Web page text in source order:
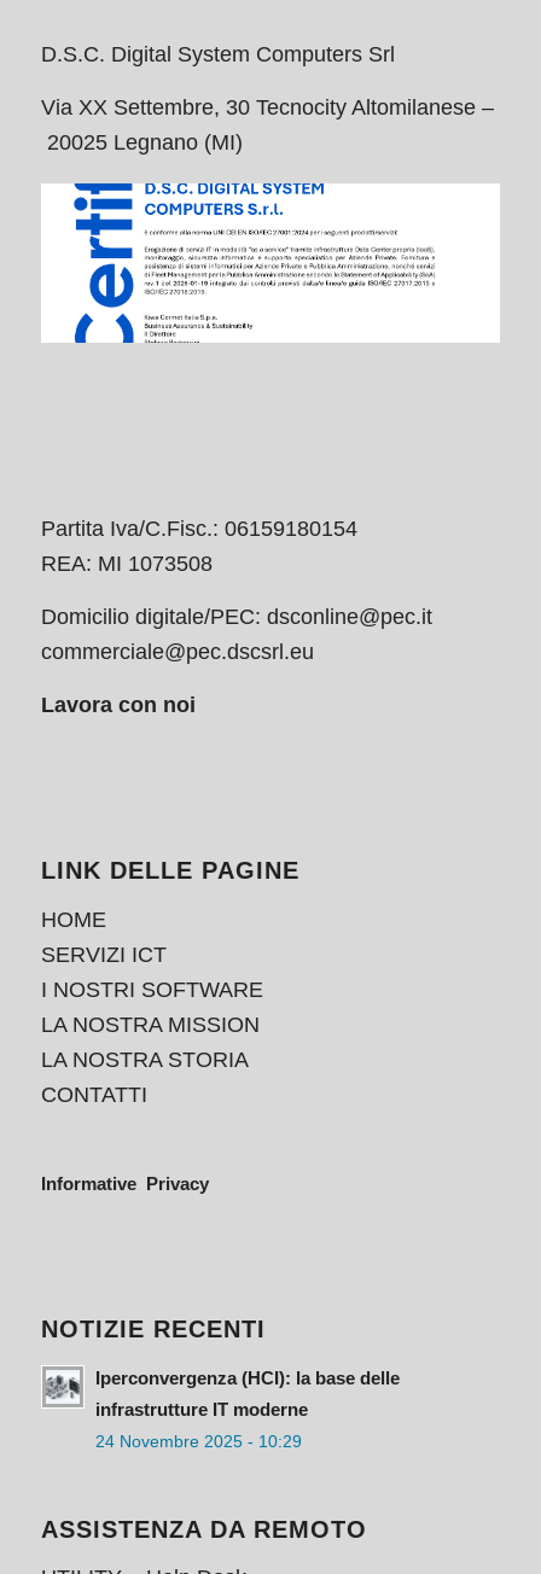
D.S.C. Digital System Computers Srl
Via XX Settembre, 30 Tecnocity Altomilanese –
20025 Legnano (MI)
Partita Iva/C.Fisc.: 06159180154
REA: MI 1073508
Domicilio digitale/PEC: dsconline@pec.it
commerciale@pec.dscsrl.eu
Lavora con noi
LINK DELLE PAGINE
HOME
SERVIZI ICT
I NOSTRI SOFTWARE
LA NOSTRA MISSION
LA NOSTRA STORIA
CONTATTI
Informative Privacy
NOTIZIE RECENTI
Iperconvergenza (HCI): la base delle
infrastrutture IT moderne
24 Novembre 2025 - 10:29
ASSISTENZA DA REMOTO